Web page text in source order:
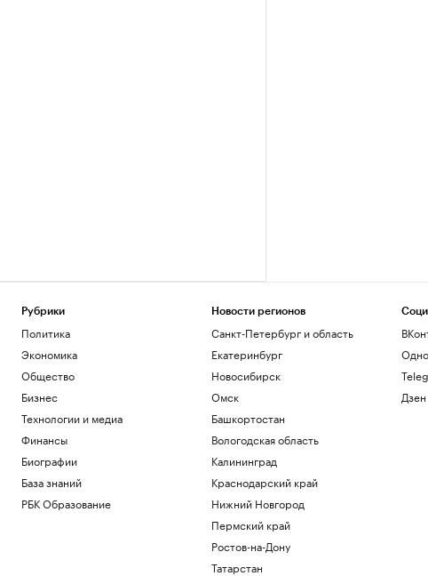
Рубрики
Политика
Экономика
Общество
Бизнес
Технологии и медиа
Финансы
Биографии
База знаний
РБК Образование
Новости регионов
Санкт-Петербург и область
Екатеринбург
Новосибирск
Омск
Башкортостан
Вологодская область
Калининград
Краснодарский край
Нижний Новгород
Пермский край
Ростов-на-Дону
Татарстан
Дзен